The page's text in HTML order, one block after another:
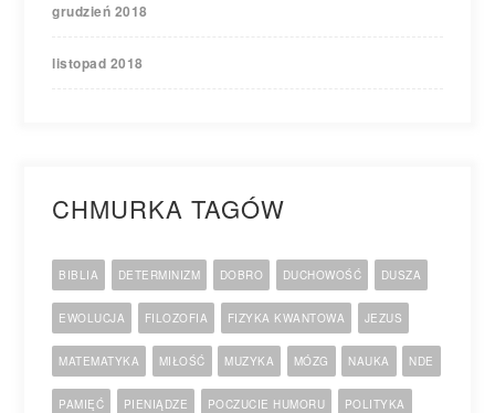
grudzień 2018
listopad 2018
CHMURKA TAGÓW
BIBLIA DETERMINIZM DOBRO DUCHOWOŚĆ DUSZA
EWOLUCJA FILOZOFIA FIZYKA KWANTOWA JEZUS
MATEMATYKA MIŁOŚĆ MUZYKA MÓZG NAUKA NDE
PAMIĘĆ PIENIĄDZE POCZUCIE HUMORU POLITYKA